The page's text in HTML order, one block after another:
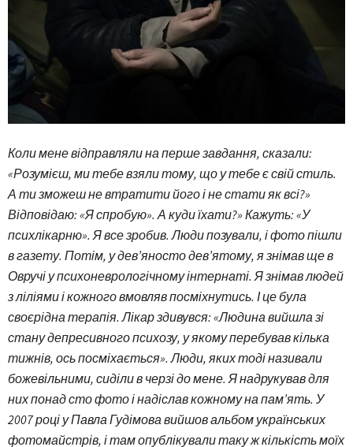
Коли мене відправляли на перше завдання, сказали:
«Розумієш, ми тебе взяли тому, що у тебе є свій стиль.
А ти зможеш не втратити його і не стати як всі?»
Відповідаю: «Я спробую». А куди їхати?» Кажуть: «У
психлікарню». Я все зробив. Люди позували, і фото пішли
в газету. Потім, у дев’яносто дев’ятому, я знімав ще в
Овручі у психоневрологічному інтернаті. Я знімав людей
з ліліями і кожного вмовляв посміхнутись. І це була
своєрідна терапія. Лікар здивувся: «Людина вийшла зі
стану депресивного психозу, у якому перебував кілька
тижнів, ось посміхається». Люди, яких тоді називали
божевільними, сиділи в черзі до мене. Я надрукував для
них понад сто фото і надіслав кожному на пам’ять. У
2007 році у Павла Гудімова вийшов альбом українських
фотомайстрів, і там опублікували таку ж кількість моїх